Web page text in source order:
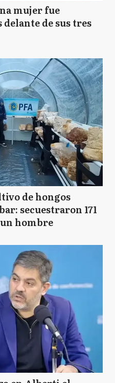
mujer fue
delante de sus tres
de hongos
secuestraron 171
hombre